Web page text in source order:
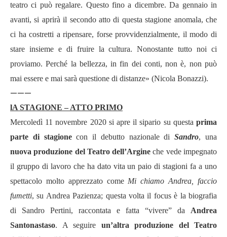
teatro ci può regalare. Questo fino a dicembre. Da gennaio in
avanti, si aprirà il secondo atto di questa stagione anomala, che
ci ha costretti a ripensare, forse provvidenzialmente, il modo di
stare insieme e di fruire la cultura. Nonostante tutto noi ci
proviamo. Perché la bellezza, in fin dei conti, non è, non può
mai essere e mai sarà questione di distanze» (Nicola Bonazzi).
———
lA STAGIONE – ATTO PRIMO
Mercoledì 11 novembre 2020 si apre il sipario su questa prima
parte di stagionecon il debutto nazionale diSandro, una
nuova produzione del Teatro dell’Argine che vede impegnato
il gruppo di lavoro che ha dato vita un paio di stagioni fa a uno
spettacolo molto apprezzato come Mi chiamo Andrea, faccio
fumetti, su Andrea Pazienza; questa volta il focus è la biografia
di Sandro Pertini, raccontata e fatta “vivere” da Andrea
Santonastaso. A seguire un’altra produzione del
Teatro